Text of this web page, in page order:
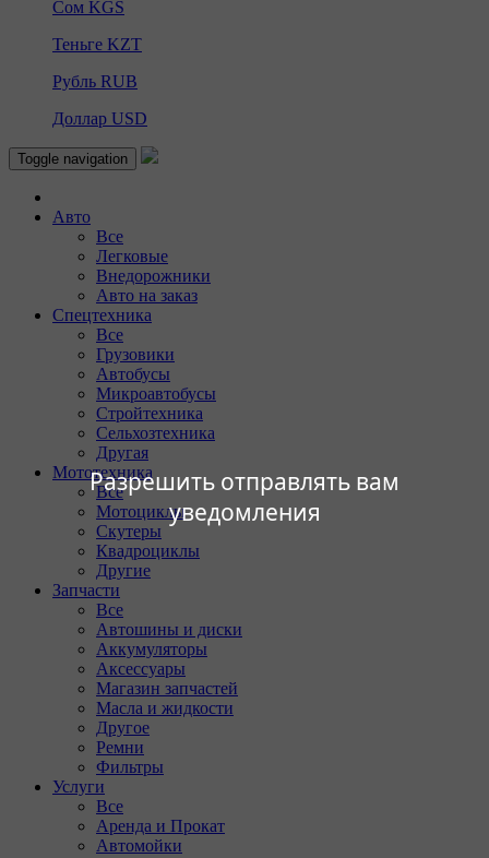
Разрешить отправлять вам
уведомления
Сом KGS
Теньге KZT
Рубль RUB
Доллар USD
Toggle navigation
Авто
Все
Легковые
Внедорожники
Авто на заказ
Спецтехника
Все
Грузовики
Автобусы
Микроавтобусы
Стройтехника
Сельхозтехника
Другая
Мототехника
Все
Мотоциклы
Скутеры
Квадроциклы
Другие
Запчасти
Все
Автошины и диски
Аккумуляторы
Аксессуары
Магазин запчастей
Масла и жидкости
Другое
Ремни
Фильтры
Услуги
Все
Аренда и Прокат
Автомойки